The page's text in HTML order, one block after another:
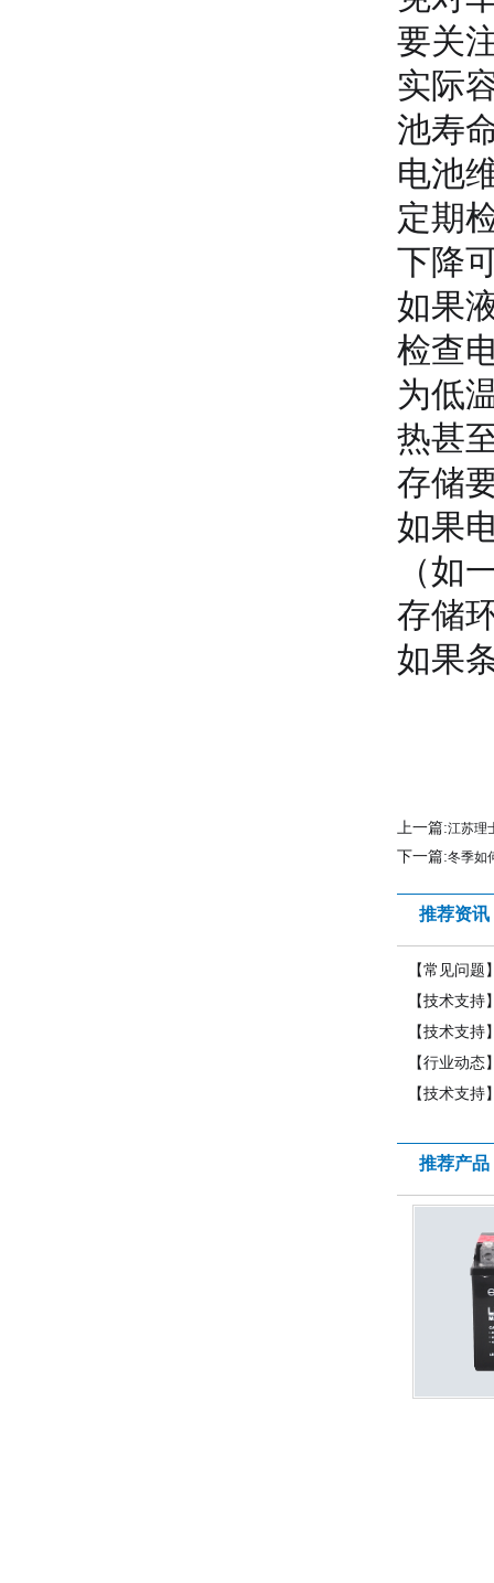
要关
实际
池寿
电池
定期
下降
如果
检查
为低
热甚
存储
如果
（如
存储
如果
上一篇:江苏理
下一篇:冬季如
推荐资讯
【常见问题
【技术支持
【技术支持
【行业动态
【技术支持
推荐产品